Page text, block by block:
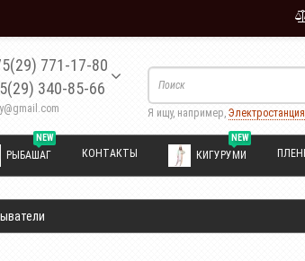
771-17-80
340-85-66
Я ищу, например, Электростанция
NEW
РЫБАШАГ КОНТАКТЫ
NEW
КИГУРУМИ